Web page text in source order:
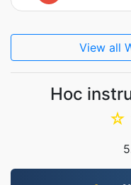
View all
Hoc
☆